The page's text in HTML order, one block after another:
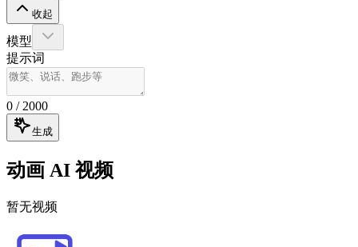
收起
模型
提示词
0 / 2000
生成
动画 AI 视频
暂无视频